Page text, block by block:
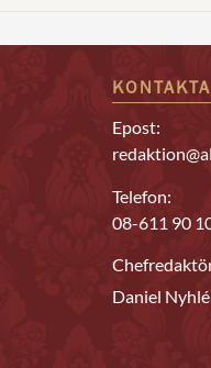
Epost:
Telefon:
08-611 90
Daniel